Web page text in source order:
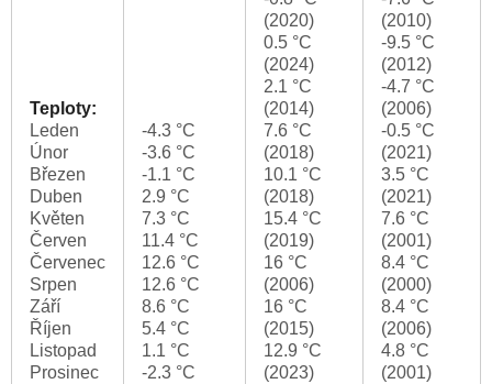
Teploty:
Leden
Únor
Březen
Duben
Květen
Červen
Červenec
Srpen
Září
Říjen
Listopad
Prosinec
-4.3 °C
-3.6 °C
-1.1 °C
2.9 °C
7.3 °C
11.4 °C
12.6 °C
12.6 °C
8.6 °C
5.4 °C
1.1 °C
-2.3 °C
(2020)
0.5 °C
(2024)
2.1 °C
(2014)
7.6 °C
(2018)
10.1 °C
(2018)
15.4 °C
(2019)
16 °C
(2006)
16 °C
(2015)
12.9 °C
(2023)
(2010)
-9.5 °C
(2012)
-4.7 °C
(2006)
-0.5 °C
(2021)
3.5 °C
(2021)
7.6 °C
(2001)
8.4 °C
(2000)
8.4 °C
(2006)
4.8 °C
(2001)